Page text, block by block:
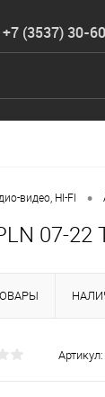
+7 (3537) 30-
видео, HI-FI •
07-22
Артикул: